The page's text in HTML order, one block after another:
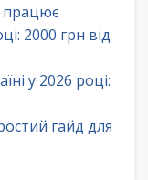
працює
2000 грн від
у 2026 році:
гайд для